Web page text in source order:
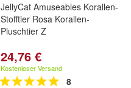
JellyCat Amuseables Korallen-
Stofftier Rosa Korallen-
Pluschtier Z
24,76 €
Kostenloser Versand
8